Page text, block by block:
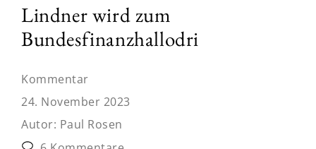
Lindner wird zum
Bundesfinanzhallodri
Kommentar
24. November 2023
Autor: Paul Rosen